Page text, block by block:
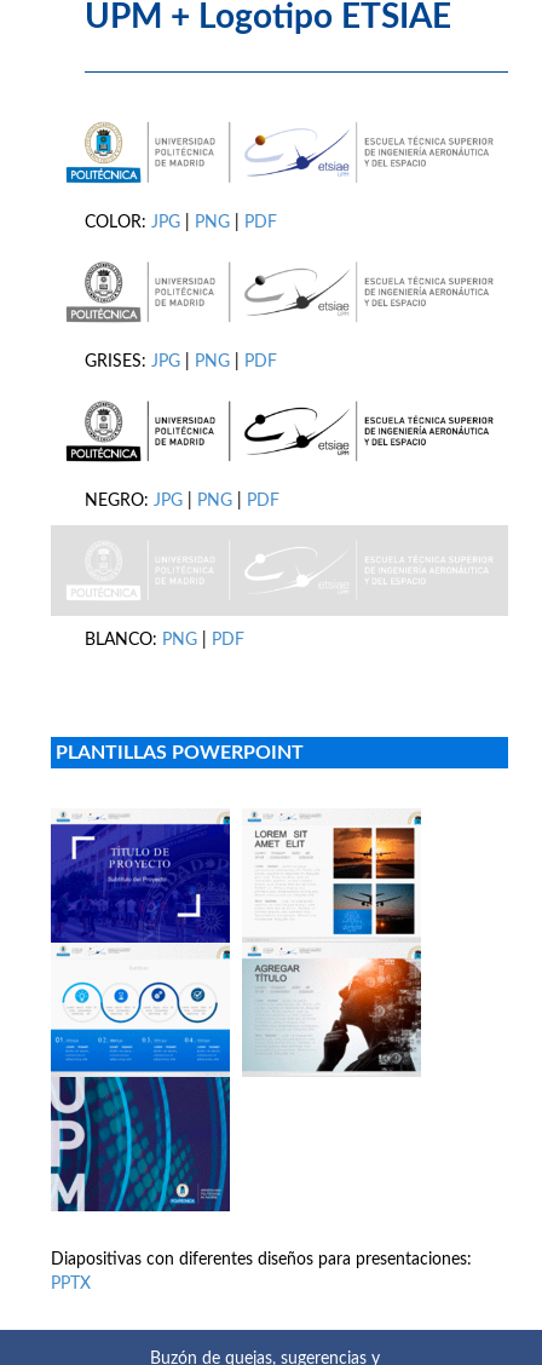
UPM + Logotipo ETSIAE
COLOR: JPG PNG PDF
GRISES: JPG PNG PDF
NEGRO: JPG PNG PDF
BLANCO: PNG PDF
PLANTILLAS POWERPOINT
Diapositivas con diferentes diseños para presentaciones:
PPTX
Buzón de quejas, sugerencias y